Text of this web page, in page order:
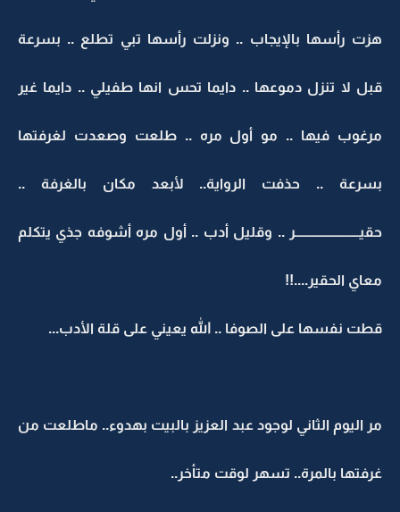
هزت رأسها بالإيجاب .. ونزلت رأسها تبي تطلع .. بسرعة
قبل لا تنزل دموعها .. دايما تحس انها طفيلي .. دايما غير
مرغوب فيها .. مو أول مره .. طلعت وصعدت لغرفتها
بسرعة .. حذفت الرواية.. لأبعد مكان بالغرفة ..
حقيــــــــــــــــــــــــر .. وقليل أدب .. أول مره أشوفه جذي يتكلم
معاي الحقير....!!
قطت نفسها على الصوفا .. الله يعيني على قلة الأدب...
مر اليوم الثاني لوجود عبد العزيز بالبيت بهدوء.. ماطلعت من
غرفتها بالمرة.. تسهر لوقت متأخر..